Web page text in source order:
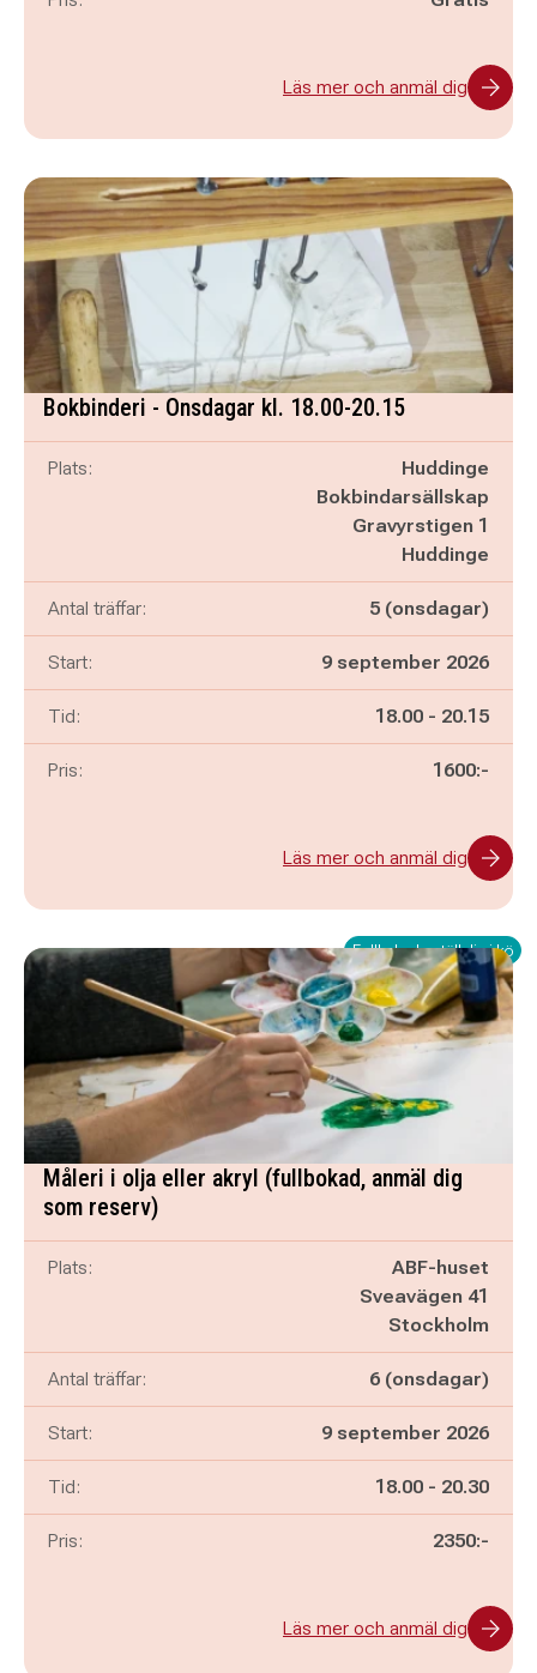
Läs mer och anmäl dig
Bokbinderi - Onsdagar kl. 18.00-20.15
Plats:
Huddinge
Bokbindarsällskap
Gravyrstigen 1
Huddinge
Antal träffar: 5 (onsdagar)
Start: 9 september 2026
Tid: Pågår mellan
18.00 - och
20.15
Pris: 1600:-
Läs mer och anmäl dig
Fullbokad - ställ dig i kö
Måleri i olja eller akryl (fullbokad, anmäl dig
som reserv)
Plats:
ABF-huset
Sveavägen 41
Stockholm
Antal träffar: 6 (onsdagar)
Start: 9 september 2026
Tid: Pågår mellan
18.00 - och
20.30
Pris: 2350:-
Läs mer och anmäl dig